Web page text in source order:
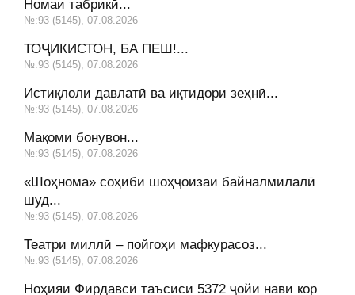
Номаи табрикӣ...
№:93 (5145), 07.08.2026
ТОҶИКИСТОН, БА ПЕШ!...
№:93 (5145), 07.08.2026
Истиқлоли давлатӣ ва иқтидори зеҳнӣ...
№:93 (5145), 07.08.2026
Мақоми бонувон...
№:93 (5145), 07.08.2026
«Шоҳнома» соҳиби шоҳҷоизаи байналмилалӣ
шуд...
№:93 (5145), 07.08.2026
Театри миллӣ – пойгоҳи мафкурасоз...
№:93 (5145), 07.08.2026
Ноҳияи Фирдавсӣ таъсиси 5372 ҷойи нави кор